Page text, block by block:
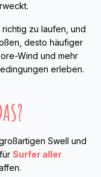
zu laufen, und
desto häufiger
Wind und mehr
erleben.
Swell und
Surfer aller